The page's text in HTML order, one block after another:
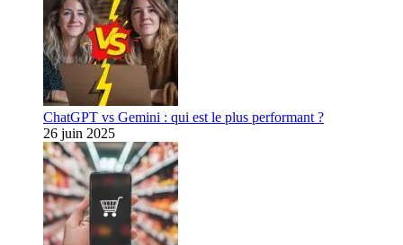
ChatGPT vs Gemini : qui est le plus performant ?
26 juin 2025